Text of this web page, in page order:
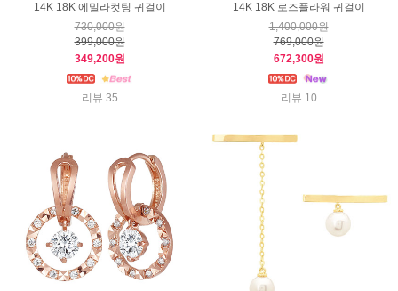
14K 18K 에밀라컷팅 귀걸이
730,000원
399,000원
349,200원
리뷰 35
14K 18K 로즈플라워 귀걸이
1,400,000원
769,000원
672,300원
리뷰 10